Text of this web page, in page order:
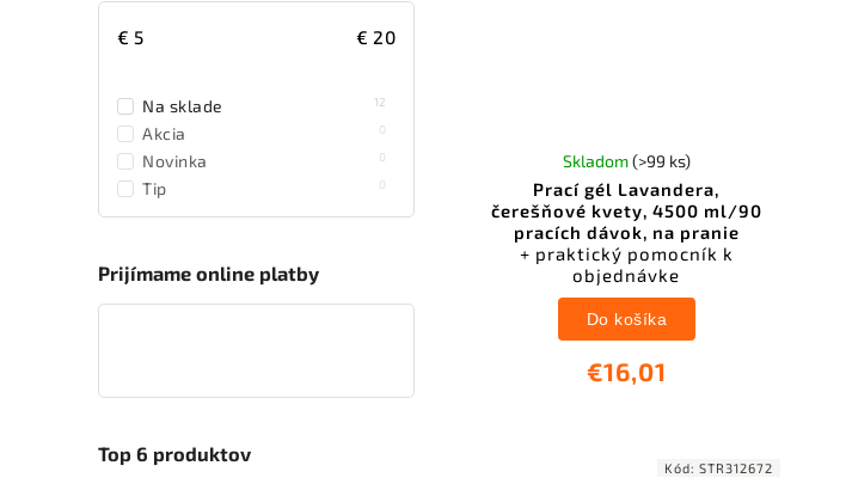
€ 5 € 20
Na sklade 12
Akcia 0
Novinka 0
Tip 0
Prijímame online platby
Top 6 produktov
Prací gél Lavandera,
čerešňové kvety, 4500 ml/90
pracích dávok, na pranie
+ praktický pomocník k
objednávke
Skladom(>99 ks)
€16,01
Do košíka
Kód:STR312672